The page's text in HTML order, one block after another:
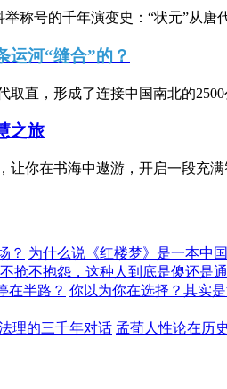
称号的千年演变史：“状元”从唐
运河“缝合”的？
取直，形成了连接中国南北的
之旅
让你在书海中遨游，开启一段充
？ 为什么说《红楼梦》是一本中
抢不抱怨，这种人到底是傻还是
在半路？ 你以为你在选择？其实
理的三千年对话 孟荀人性论在历